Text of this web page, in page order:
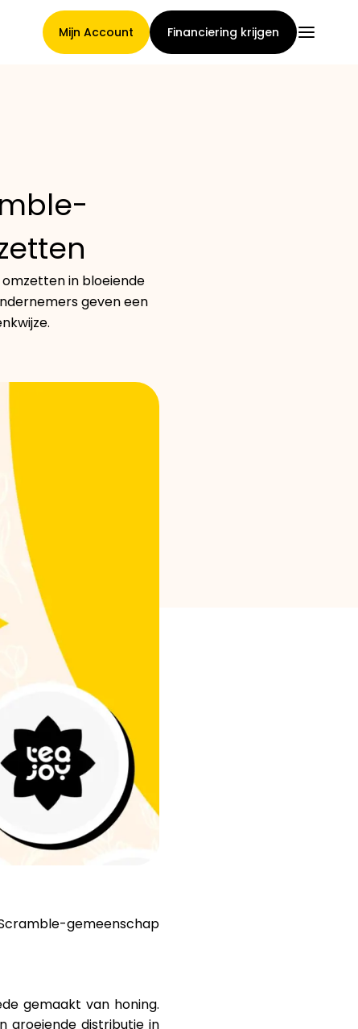
Mijn Account Financiering krijgen
Voorwaarden voor
claimtoewijzing
Merken Galerij
Rekenmachines
Rondegeschiedenis
Blog
Neem contact op
Hulp
in bloeiende
geven een
gemeenschap
gemaakt van honing.
groeiende distributie in